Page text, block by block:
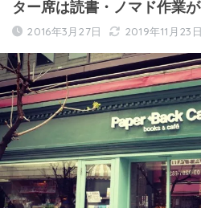
ター席は読書・ノマド作業
2016年3月27日 2019年11月23日